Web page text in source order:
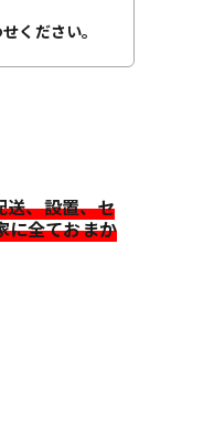
ください。
送、設置、セ
に全ておまか